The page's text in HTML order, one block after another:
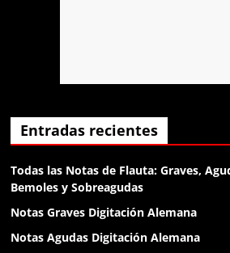
dame un gr
Anónimo138135
Anónimo138188
Entradas recientes
Todas las Notas de Flauta: Graves,
Bemoles y Sobreagudas
Notas Graves Digitación Alemana
Notas Agudas Digitación Alemana